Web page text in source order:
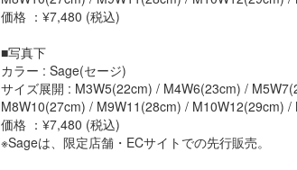
価格 ：¥7,480 (税込)
■写真下
カラー : Sage(セージ)
サイズ展開 : M3W5(22cm) / M4W6(23cm) /
M8W10(27cm) / M9W11(28cm) / M10W12(29cm) /
価格 ：¥7,480 (税込)
※Sageは、限定店舗・ECサイトでの先⾏販売。